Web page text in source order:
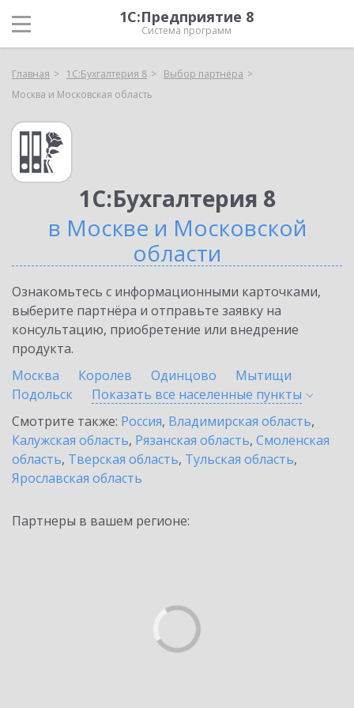
1С:Предприятие 8
Система программ
Главная 1С:Бухгалтерия 8
Выбор партнёра
Москва и Московская область
1С:Бухгалтерия 8
в Москве и Московской
области
Ознакомьтесь с информационными карточками,
выберите партнёра и отправьте заявку на
консультацию, приобретение или внедрение
продукта.
Москва
Королев Одинцово
Мытищи
Подольск
Показать все населенные пункты
Смотрите также: Россия, Владимирская область,
Калужская область, Рязанская область, Смоленская
область, Тверская область, Тульская область,
Ярославская область
Партнеры в вашем регионе: